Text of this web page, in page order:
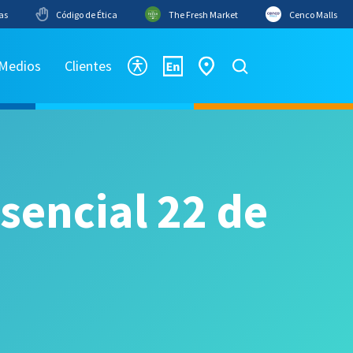
Código de Ética The Fresh Market Cenco Malls
Clientes
22 de